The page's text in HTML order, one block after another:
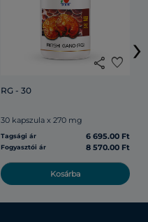
share favorite
RG - 30
30 kapszula x 270 mg
Tagsági ár 6 695.00 Ft
Fogyasztói ár 8 570.00 Ft
Kosárba
›